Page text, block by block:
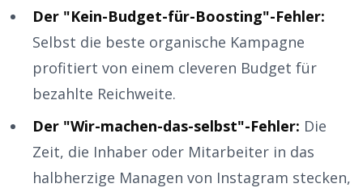
Der "Kein-Budget-für-Boosting"-Fehler:
Selbst die beste organische Kampagne
profitiert von einem cleveren Budget für
bezahlte Reichweite.
Der "Wir-machen-das-selbst"-Fehler: Die
Zeit, die Inhaber oder Mitarbeiter in das
halbherzige Managen von Instagram stecken,